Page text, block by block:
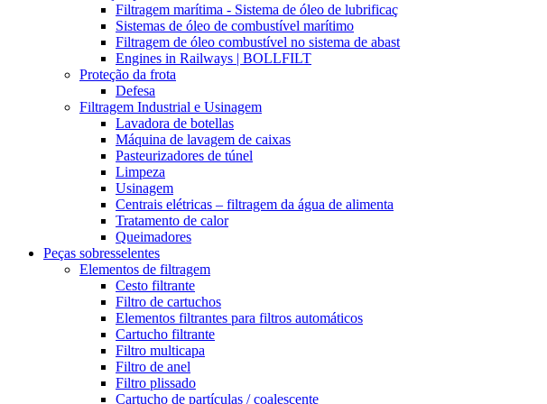
Filtragem marítima - Sistema de óleo de lubrificaç
Sistemas de óleo de combustível marítimo
Filtragem de óleo combustível no sistema de abast
Engines in Railways | BOLLFILT
Proteção da frota
Defesa
Filtragem Industrial e Usinagem
Lavadora de botellas
Máquina de lavagem de caixas
Pasteurizadores de túnel
Limpeza
Usinagem
Centrais elétricas – filtragem da água de alimenta
Tratamento de calor
Queimadores
Peças sobresselentes
Elementos de filtragem
Cesto filtrante
Filtro de cartuchos
Elementos filtrantes para filtros automáticos
Cartucho filtrante
Filtro multicapa
Filtro de anel
Filtro plissado
Cartucho de partículas / coalescente